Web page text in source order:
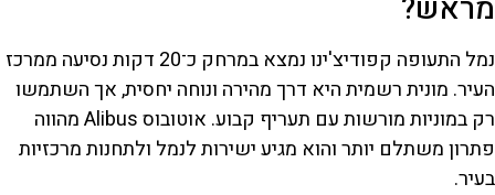
נמל התעופה קפודיצ'ינו נמצא במרחק כ־20 דקות נסיעה ממרכז
העיר. מונית רשמית היא דרך מהירה ונוחה יחסית, אך השתמשו
רק במוניות מורשות עם תעריף קבוע. אוטובוס Alibus מהווה
פתרון משתלם יותר והוא מגיע ישירות לנמל ולתחנות מרכזיות
בעיר.